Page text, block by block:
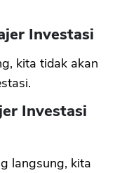
Investasi
kita tidak akan
Investasi
langsung, kita